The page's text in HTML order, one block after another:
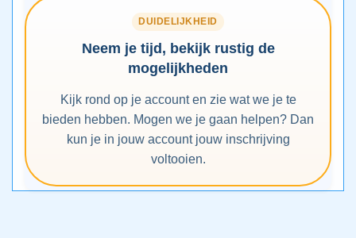
DUIDELIJKHEID
Neem je tijd, bekijk rustig de
mogelijkheden
Kijk rond op je account en zie wat we je te
bieden hebben. Mogen we je gaan helpen? Dan
kun je in jouw account jouw inschrijving
voltooien.